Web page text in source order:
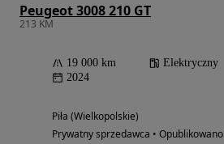
Peugeot 3008 210 GT
213 KM
19 000 km Elektryczny
2024
Piła (Wielkopolskie)
Prywatny sprzedawca • Opublikowano